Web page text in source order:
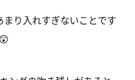
り入れすぎないことです
😲